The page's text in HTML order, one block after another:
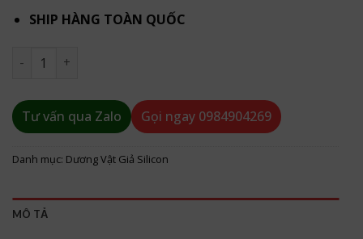
SHIP HÀNG TOÀN QUỐC
Dương vật cao cấp gắn tường rung ngoáy siêu mềm mới
Tư vấn qua Zalo Gọi ngay 0984904269
Danh mục: Dương Vật Giả Silicon
MÔ TẢ